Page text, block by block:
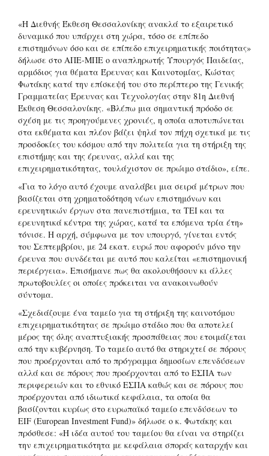
«Η Διεθνής Έκθεση Θεσσαλονίκης ανακλά το εξαιρετικό
δυναμικό που υπάρχει στη χώρα, τόσο σε επίπεδο
επιστημόνων όσο και σε επίπεδο επιχειρηματικής ποιότητας»
δήλωσε στο ΑΠΕ-ΜΠΕ ο αναπληρωτής Υπουργός Παιδείας,
αρμόδιος για θέματα Έρευνας και Καινοτομίας, Κώστας
Φωτάκης κατά την επίσκεψή του στο περίπτερο της Γενικής
Γραμματείας Έρευνας και Τεχνολογίας στην 81η Διεθνή
Έκθεση Θεσσαλονίκης. «Βλέπω μια σημαντική πρόοδο σε
σχέση με τις προηγούμενες χρονιές, η οποία αποτυπώνεται
στα εκθέματα και πλέον βάζει ψηλά τον πήχη σχετικά με τις
προσδοκίες του κόσμου από την πολιτεία για τη στήριξη της
επιστήμης και της έρευνας, αλλά και της
επιχειρηματικότητας, τουλάχιστον σε πρώιμο στάδιο», είπε.
«Για το λόγο αυτό έχουμε αναλάβει μια σειρά μέτρων που
βασίζεται στη χρηματοδότηση νέων επιστημόνων και
ερευνητικών έργων στα πανεπιστήμια, τα ΤΕΙ και τα
ερευνητικά κέντρα της χώρας, κατά τα επόμενα τρία έτη»
τόνισε. Η αρχή, σύμφωνα με τον υπουργό, γίνεται εντός
του Σεπτεμβρίου, με 24 εκατ. ευρώ που αφορούν μόνο την
έρευνα που συνδέεται με αυτό που καλείται «επιστημονική
περιέργεια». Επισήμανε πως θα ακολουθήσουν κι άλλες
πρωτοβουλίες οι οποίες πρόκειται να ανακοινωθούν
σύντομα.
«Σχεδιάζουμε ένα ταμείο για τη στήριξη της καινοτόμου
επιχειρηματικότητας σε πρώιμο στάδιο που θα αποτελεί
μέρος της όλης αναπτυξιακής προσπάθειας που ετοιμάζεται
από την κυβέρνηση. Το ταμείο αυτό θα στηριχτεί σε πόρους
που προέρχονται από το πρόγραμμα δημοσίων επενδύσεων
αλλά και σε πόρους που προέρχονται από το ΕΣΠΑ των
περιφερειών και το εθνικό ΕΣΠΑ καθώς και σε πόρους που
προέρχονται από ιδιωτικά κεφάλαια, τα οποία θα
βασίζονται κυρίως στο ευρωπαϊκό ταμείο επενδύσεων το
EIF (European Investment Fund)» δήλωσε ο κ. Φωτάκης και
πρόσθεσε: «Η ιδέα αυτού του ταμείου θα είναι να στηρίζει
την επιχειρηματικότητα με κεφάλαια σποράς καταρχήν και